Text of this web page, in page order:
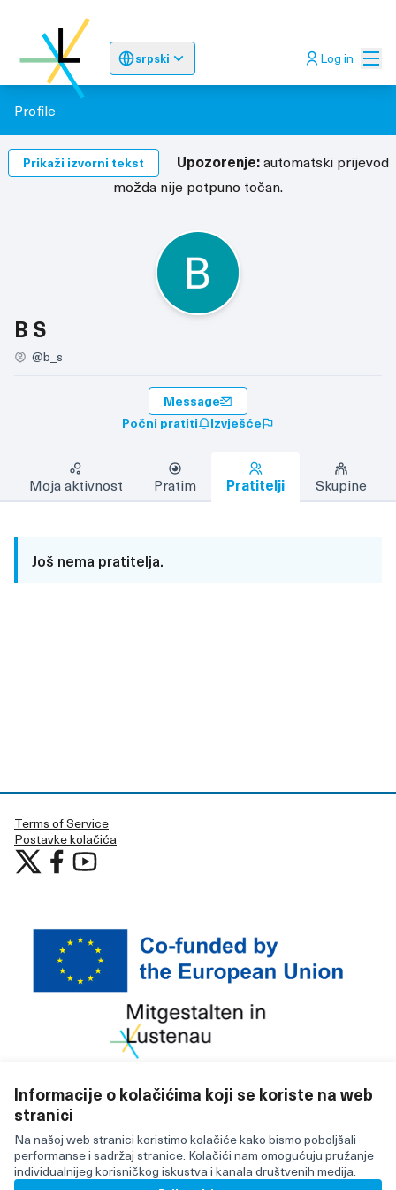
Informacije o kolačićima koji se koriste na web
stranici
Na našoj web stranici koristimo kolačiće kako bismo poboljšali
performanse i sadržaj stranice. Kolačići nam omogućuju pružanje
individualnijeg korisničkog iskustva i kanala društvenih medija.
srpski
Sprache wählen Choose languageOdaberite
Log in
Profile
Prikaži izvorni tekst Upozorenje:automatski prijevod
možda nije potpuno točan.
B SPratitelji (B S)
@b_s
Message
Počni pratiti
Izvješće
Moja aktivnost Pratim Pratitelji Skupine
Još nema pratitelja.
Terms of Service
Postavke kolačića
Učestvujte u Lustenau at X
Učestvujte u Lustenau na Facebooku
Učestvujte u Lustenau na YouTubu
(Vanjska poveznica)
Za izradu internetske stranice upotrijebljen je besplatni
softver.